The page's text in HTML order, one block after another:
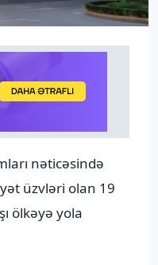
nəticəsində
üzvləri olan 19
ölkəyə yola